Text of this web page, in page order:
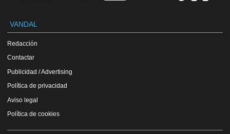
VANDAL
Redacción
Contactar
Publicidad / Advertising
Política de privacidad
Aviso legal
Política de cookies